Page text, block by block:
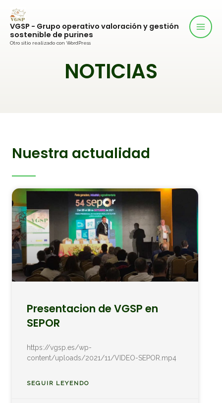
VGSP - Grupo operativo valoración y gestión
sostenible de purines
Otro sitio realizado con WordPress
NOTICIAS
Nuestra actualidad
Presentacion de VGSP en
SEPOR
https://vgsp.es/wp-
content/uploads/2021/11/VIDEO-SEPOR.mp4
SEGUIR LEYENDO